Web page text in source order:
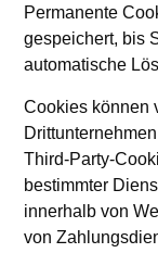
Permanente
gespeichert, bis
automatische
Cookies können
Third-Party-
bestimmter
innerhalb von
von